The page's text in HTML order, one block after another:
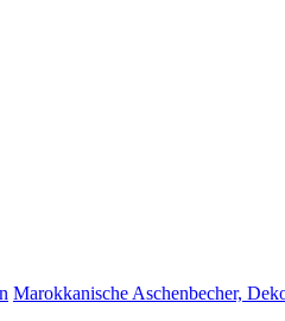
Marokkanische Aschenbecher,